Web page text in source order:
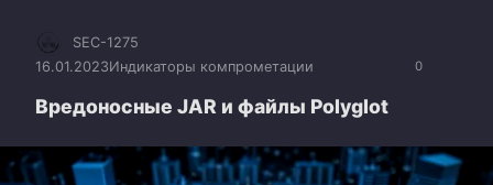
0
SEC-1275
16.01.2023Индикаторы компрометации
Вредоносные JAR и файлы Polyglot